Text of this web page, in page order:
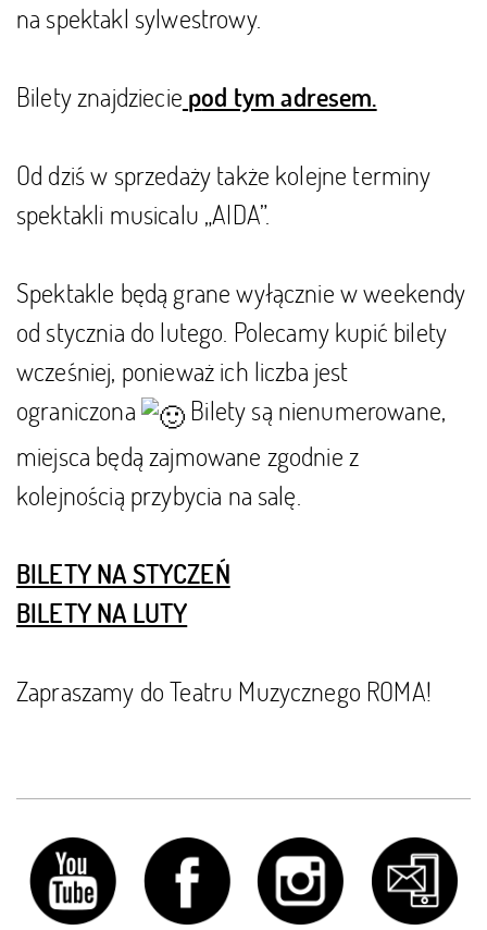
na spektakl sylwestrowy.
Bilety znajdziecie pod tym adresem.
Od dziś w sprzedaży także kolejne terminy
spektakli musicalu „AIDA”.
Spektakle będą grane wyłącznie w weekendy
od stycznia do lutego. Polecamy kupić bilety
wcześniej, ponieważ ich liczba jest
ograniczona
Bilety są nienumerowane,
miejsca będą zajmowane zgodnie z
kolejnością przybycia na salę.
BILETY NA STYCZEŃ
BILETY NA LUTY
Zapraszamy do Teatru Muzycznego ROMA!